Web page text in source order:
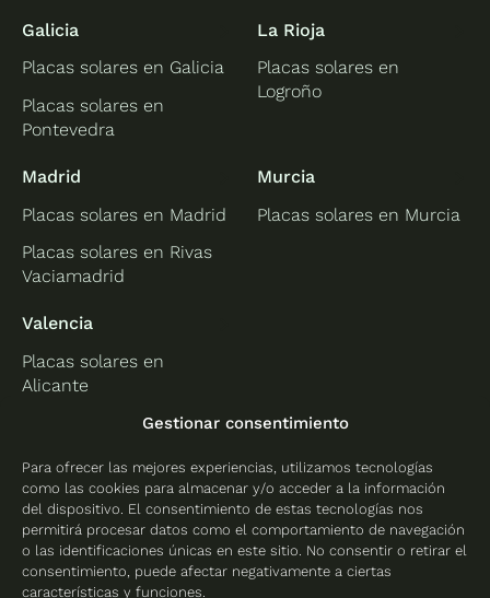
Gestionar consentimiento
Para ofrecer las mejores experiencias, utilizamos tecnologías
como las cookies para almacenar y/o acceder a la información
del dispositivo. El consentimiento de estas tecnologías nos
permitirá procesar datos como el comportamiento de navegación
o las identificaciones únicas en este sitio. No consentir o retirar el
consentimiento, puede afectar negativamente a ciertas
características y funciones.
Galicia
Placas solares en Galicia
Placas solares en
Pontevedra
La Rioja
Placas solares en
Logroño
Madrid
Placas solares en Madrid
Placas solares en Rivas
Vaciamadrid
Murcia
Placas solares en Murcia
Valencia
Placas solares en
Alicante
Placas solares en
Placas solares en
Valencia